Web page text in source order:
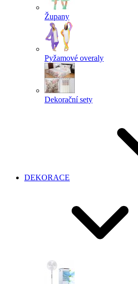
Župany
Pyžamové overaly
Dekorační sety
DEKORACE